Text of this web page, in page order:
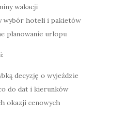
wakacji
wybór hoteli i pakietów
planowanie urlopu
decyzję o wyjeździe
do dat i kierunków
okazji cenowych